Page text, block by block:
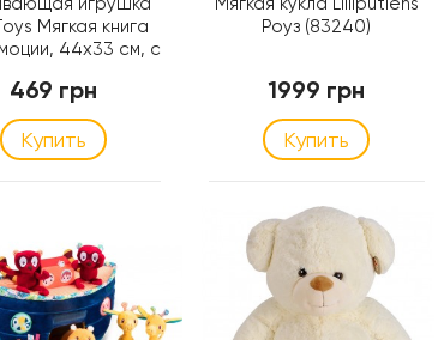
Мягкая книга
44х33 см, с
469 грн
Купить
Роуз (83240)
1999 грн
Купить